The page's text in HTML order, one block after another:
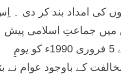
کی امداد بند کر دی ۔
میں جماعتِ اسلامی پیش
پیش تھی جموں کشمیر کے عوام کے ساتھ ہمدردی کے اِظہار کے لئے 5 فروری 1990ء کو یومِ
کے باوجود عوام نے